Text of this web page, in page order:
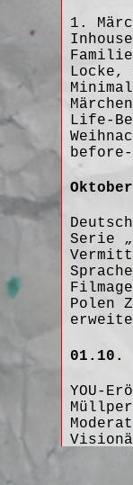
1.
Locke,
Life-
before-
Oktober
Serie
Polen
01.10.
YOU-